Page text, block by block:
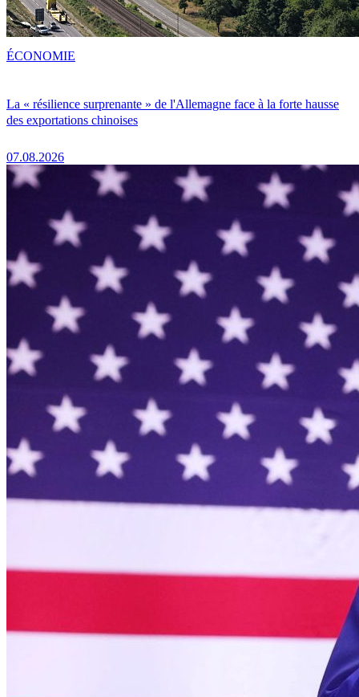
La « résilience surprenante » de l'Allemagne face à la forte hausse
des exportations chinoises
07.08.2026
ÉCONOMIE